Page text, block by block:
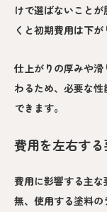
けで選ばないこと
くと初期費用は下が
仕上がりの厚みや
わるため、必要な
できます。
費用を左右す
費用に影響する主
無、使用する塗料